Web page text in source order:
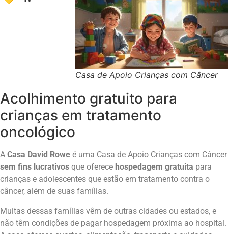
Casa de Apoio Crianças com Câncer
Acolhimento gratuito para
crianças em tratamento
oncológico
A Casa David Rowe é uma Casa de Apoio Crianças com Câncer
sem fins lucrativos que oferece hospedagem gratuita para
crianças e adolescentes que estão em tratamento contra o
câncer, além de suas famílias.
Muitas dessas famílias vêm de outras cidades ou estados, e
não têm condições de pagar hospedagem próxima ao hospital.